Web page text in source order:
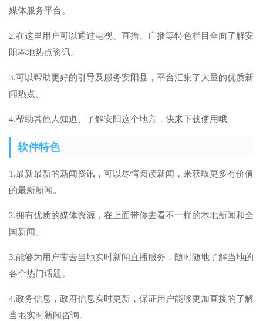
媒体服务平台。
2.在这里用户可以通过电视、直播、广播等特色栏目全面了解安
阳本地热点资讯。
3.可以帮助更好的引导及服务安阳县，平台汇集了大量的优质新
闻热点。
4.帮助其他人知道、了解安阳这个地方，快来下载使用哦。
软件特色
1.最新最新的新闻资讯，可以尽情阅读新闻，来获取更多有价值
的最新新闻。
2.拥有优质的媒体资源，在上面带你去看不一样的本地新闻和全
国新闻。
3.能够为用户带去当地实时新闻直播服务，随时随地了解当地的
各个热门话题。
4.政务信息，政府信息实时更新，保证用户能够更加直接的了解
当地实时新闻咨询。